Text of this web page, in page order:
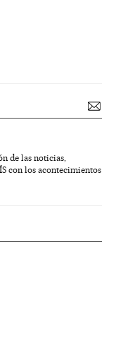
de las noticias,
con los acontecimientos